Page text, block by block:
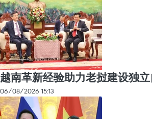
越南革新经验助力老挝建设独
06/08/2026 15:13